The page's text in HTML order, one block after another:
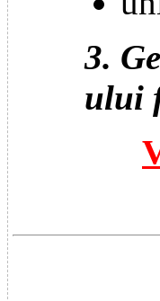
3.
ului